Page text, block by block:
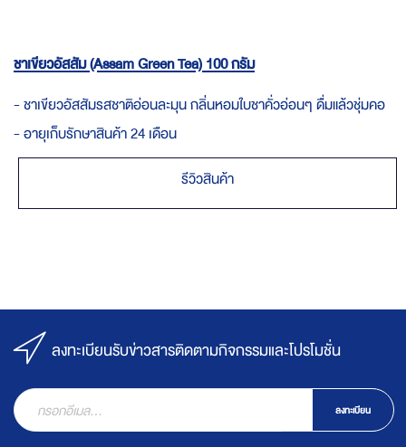
ชาเขียวอัสสัม (Assam Green Tea) 100 กรัม
- ชาเขียวอัสสัมรสชาติอ่อนละมุน กลิ่นหอมใบชาคั่วอ่อนๆ ดื่มแล้วชุ่มคอ
- อายุเก็บรักษาสินค้า 24 เดือน
รีวิวสินค้า
ลงทะเบียนรับข่าวสารติดตามกิจกรรมและโปรโมชั่น
ลงทะเบียน